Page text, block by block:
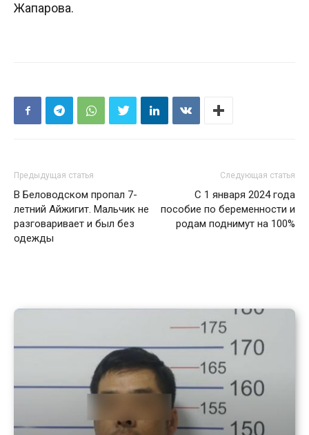
Жапарова.
Предыдущая статья
В Беловодском пропал 7-
летний Айжигит. Мальчик не
разговаривает и был без
одежды
Следующая статья
С 1 января 2024 года
пособие по беременности и
родам поднимут на 100%